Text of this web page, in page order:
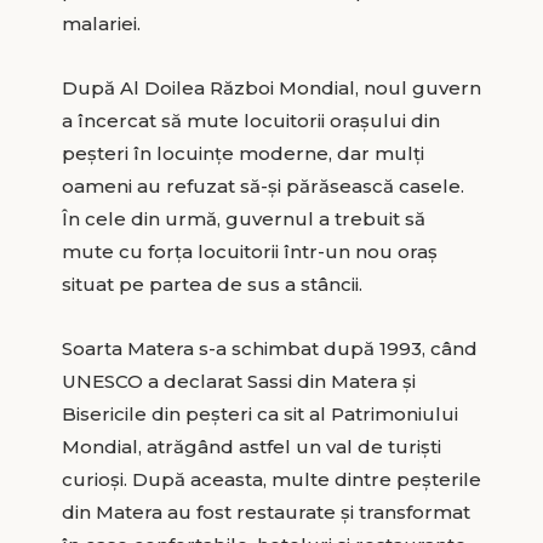
malariei.
După Al Doilea Război Mondial, noul guvern
a încercat să mute locuitorii oraşului din
peşteri în locuinţe moderne, dar mulţi
oameni au refuzat să-şi părăsească casele.
În cele din urmă, guvernul a trebuit să
mute cu forţa locuitorii într-un nou oraş
situat pe partea de sus a stâncii.
Soarta Matera s-a schimbat după 1993, când
UNESCO a declarat Sassi din Matera şi
Bisericile din peşteri ca sit al Patrimoniului
Mondial, atrăgând astfel un val de turişti
curioşi. După aceasta, multe dintre peşterile
din Matera au fost restaurate şi transformat